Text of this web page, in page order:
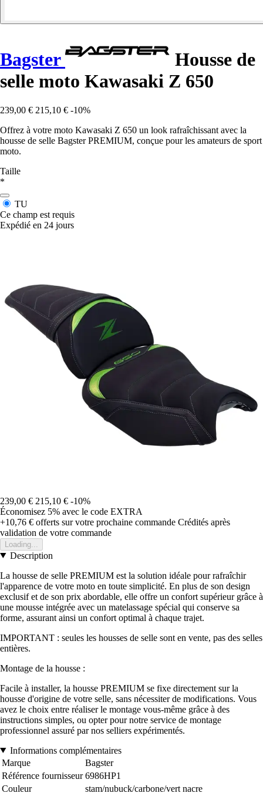
Bagster
Housse de
selle moto Kawasaki Z 650
239,00 € 215,10 € -10%
Offrez à votre moto Kawasaki Z 650 un look rafraîchissant avec la
housse de selle Bagster PREMIUM, conçue pour les amateurs de sport
moto.
Taille
*
TU
Ce champ est requis
Expédié en 24 jours
239,00 € 215,10 € -10%
Économisez 5% avec le code EXTRA
+10,76 € offerts sur votre prochaine commande Crédités après
validation de votre commande
Loading...
Description
La housse de selle PREMIUM est la solution idéale pour rafraîchir
l'apparence de votre moto en toute simplicité. En plus de son design
exclusif et de son prix abordable, elle offre un confort supérieur grâce à
une mousse intégrée avec un matelassage spécial qui conserve sa
forme, assurant ainsi un confort optimal à chaque trajet.
IMPORTANT : seules les housses de selle sont en vente, pas des selles
entières.
Montage de la housse :
Facile à installer, la housse PREMIUM se fixe directement sur la
housse d'origine de votre selle, sans nécessiter de modifications. Vous
avez le choix entre réaliser le montage vous-même grâce à des
instructions simples, ou opter pour notre service de montage
professionnel assuré par nos selliers expérimentés.
Informations complémentaires
Marque
Bagster
Référence fournisseur 6986HP1
Couleur
stam/nubuck/carbone/vert nacre